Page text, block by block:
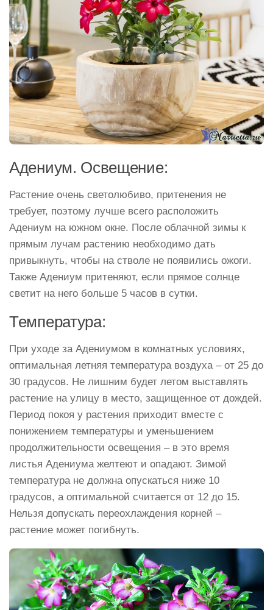
Адениум. Освещение:
Растение очень светолюбиво, притенения не
требует, поэтому лучше всего расположить
Адениум на южном окне. После облачной зимы к
прямым лучам растению необходимо дать
привыкнуть, чтобы на стволе не появились ожоги.
Также Адениум притеняют, если прямое солнце
светит на него больше 5 часов в сутки.
Температура:
При уходе за Адениумом в комнатных условиях,
оптимальная летняя температура воздуха – от 25 до
30 градусов. Не лишним будет летом выставлять
растение на улицу в место, защищенное от дождей.
Период покоя у растения приходит вместе с
понижением температуры и уменьшением
продолжительности освещения – в это время
листья Адениума желтеют и опадают. Зимой
температура не должна опускаться ниже 10
градусов, а оптимальной считается от 12 до 15.
Нельзя допускать переохлаждения корней –
растение может погибнуть.